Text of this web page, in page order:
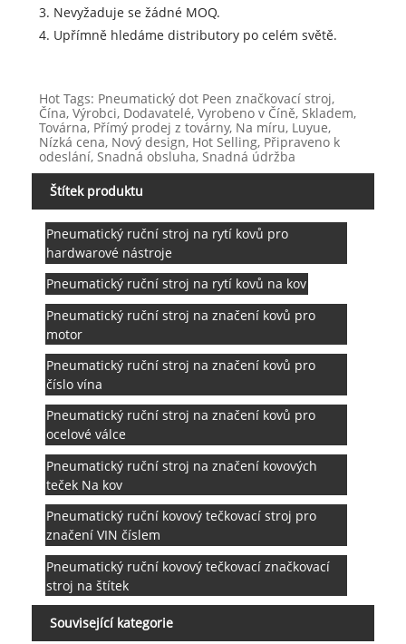
3. Nevyžaduje se žádné MOQ.
4. Upřímně hledáme distributory po celém světě.
Hot Tags: Pneumatický dot Peen značkovací stroj,
Čína, Výrobci, Dodavatelé, Vyrobeno v Číně, Skladem,
Továrna, Přímý prodej z továrny, Na míru, Luyue,
Nízká cena, Nový design, Hot Selling, Připraveno k
odeslání, Snadná obsluha, Snadná údržba
Štítek produktu
Pneumatický ruční stroj na rytí kovů pro
hardwarové nástroje
Pneumatický ruční stroj na rytí kovů na kov
Pneumatický ruční stroj na značení kovů pro
motor
Pneumatický ruční stroj na značení kovů pro
číslo vína
Pneumatický ruční stroj na značení kovů pro
ocelové válce
Pneumatický ruční stroj na značení kovových
teček Na kov
Pneumatický ruční kovový tečkovací stroj pro
značení VIN číslem
Pneumatický ruční kovový tečkovací značkovací
stroj na štítek
Související kategorie